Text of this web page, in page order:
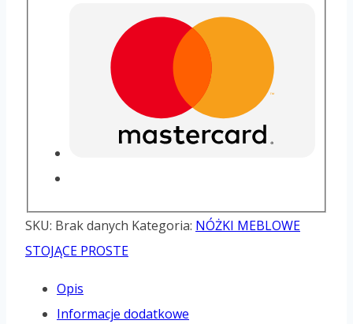
SKU: Brak danych Kategoria: NÓŻKI MEBLOWE
STOJĄCE PROSTE
Opis
Informacje dodatkowe